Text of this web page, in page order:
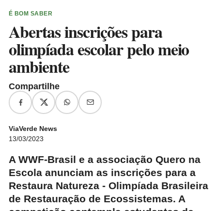
É BOM SABER
Abertas inscrições para
olimpíada escolar pelo meio
ambiente
Compartilhe
ViaVerde News
13/03/2023
A WWF-Brasil e a associação Quero na
Escola anunciam as inscrições para a
Restaura Natureza - Olimpíada Brasileira
de Restauração de Ecossistemas. A